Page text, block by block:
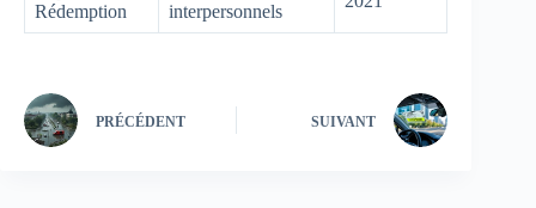
Rédemption
interpersonnels
PRÉCÉDENT SUIVANT